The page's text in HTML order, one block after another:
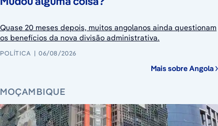
Quase 20 meses depois, muitos angolanos ainda questionam
os benefícios da nova divisão administrativa.
POLÍTICA 06/08/2026
Mais sobre Angola
MOÇAMBIQUE